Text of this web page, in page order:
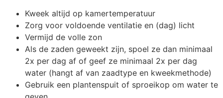
Kweek altijd op kamertemperatuur
Zorg voor voldoende ventilatie en (dag) licht
Vermijd de volle zon
Als de zaden geweekt zijn, spoel ze dan minimaal
2x per dag af of geef ze minimaal 2x per dag
water (hangt af van zaadtype en kweekmethode)
Gebruik een plantenspuit of sproeikop om water te